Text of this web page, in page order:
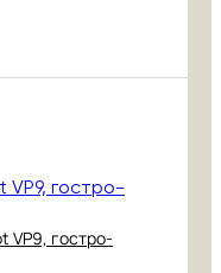
VP9, гостро-